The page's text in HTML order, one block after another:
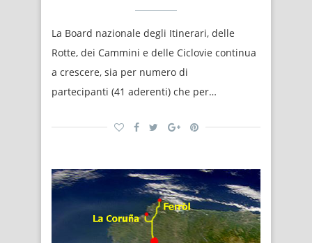
La Board nazionale degli Itinerari, delle
Rotte, dei Cammini e delle Ciclovie continua
a crescere, sia per numero di
partecipanti (41 aderenti) che per…